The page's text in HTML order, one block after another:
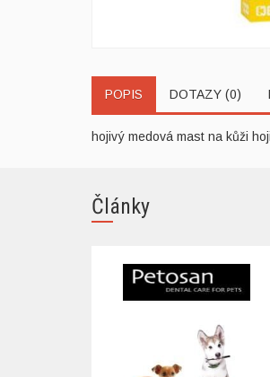
POPIS DOTAZY (0)
hojivý medová mast na kůži
Články